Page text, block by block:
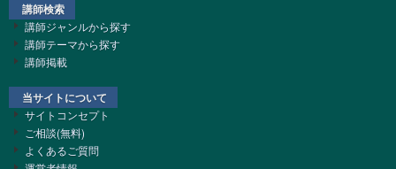
講師検索
講師ジャンルから探す
講師テーマから探す
講師掲載
当サイトについて
サイトコンセプト
ご相談(無料)
よくあるご質問